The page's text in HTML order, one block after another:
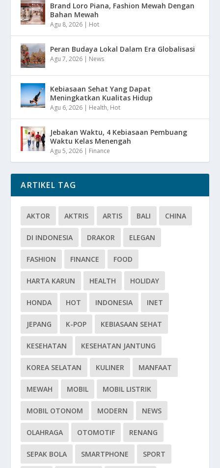
Brand Loro Piana, Fashion Mewah Dengan
Bahan Mewah
Agu 8, 2026 | Hot
Peran Budaya Lokal Dalam Era Globalisasi
Agu 7, 2026 | News
Kebiasaan Sehat Yang Dapat
Meningkatkan Kualitas Hidup
Agu 6, 2026 | Health, Hot
Jebakan Waktu, 4 Kebiasaan Pembuang
Waktu Kelas Menengah
Agu 5, 2026 | Finance
ARTIKEL TAG
AKTOR AKTRIS ARTIS BALI CHINA
DI INDONESIA DRAKOR ELEGAN
FASHION FINANCE FOOD
HARTA KARUN HEALTH HOLIDAY
HONDA HOT INDONESIA INET
JEPANG K-POP KEBIASAAN SEHAT
KESEHATAN KESEHATAN JANTUNG
KOREA SELATAN KULINER MANFAAT
MEWAH MOBIL MOBIL LISTRIK
MOBIL OTONOM MODERN NEWS
OLAHRAGA OTOMOTIF RENANG
SEPAK BOLA SMARTPHONE SPORT